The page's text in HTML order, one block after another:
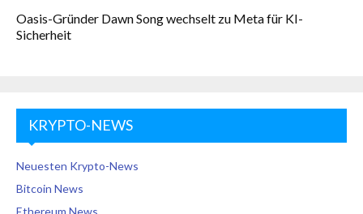
Oasis-Gründer Dawn Song wechselt zu Meta für KI-
Sicherheit
KRYPTO-NEWS
Neuesten Krypto-News
Bitcoin News